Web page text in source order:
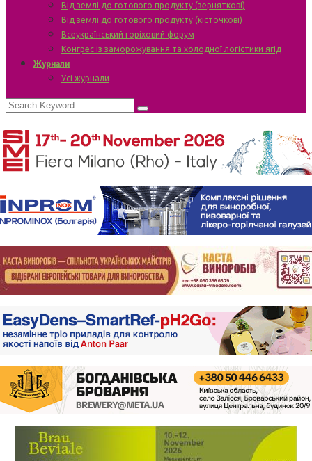
Від землі до готового продукту (зерняткові)
Від землі до готового продукту (кісточкові)
Всеукраїнський горіховий форум
Конгрес із заморожування та холодної логістики ягід
Журнали
Усі журнали